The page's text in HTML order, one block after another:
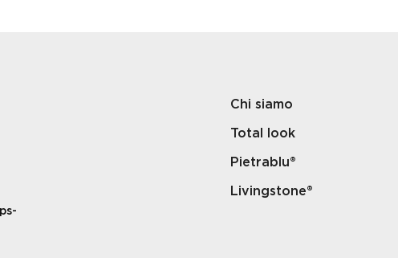
Chi siamo
Total look
Pietrablu®
Livingstone®